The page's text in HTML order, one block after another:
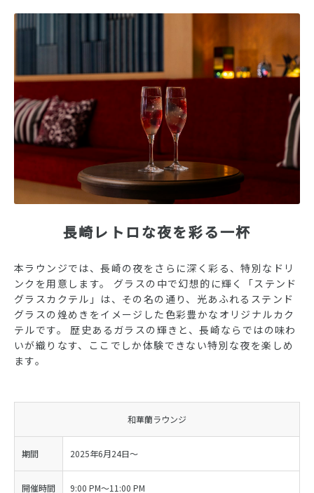
長崎レトロな夜を彩る一杯
本ラウンジでは、長崎の夜をさらに深く彩る、特別なドリ
ンクを用意します。 グラスの中で幻想的に輝く「ステンド
グラスカクテル」は、その名の通り、光あふれるステンド
グラスの煌めきをイメージした色彩豊かなオリジナルカク
テルです。 歴史あるガラスの輝きと、長崎ならではの味わ
いが織りなす、ここでしか体験できない特別な夜を楽しめ
ます。
和華蘭ラウンジ
期間 2025年6月24日～
開催時間 9:00 PM～11:00 PM